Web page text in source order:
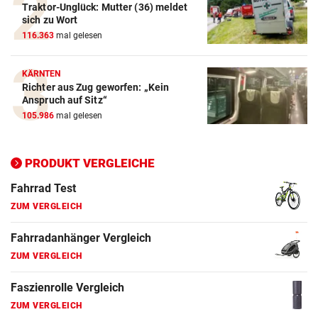
Traktor-Unglück: Mutter (36) meldet
sich zu Wort
116.363 mal gelesen
KÄRNTEN
Richter aus Zug geworfen: „Kein
Anspruch auf Sitz“
105.986 mal gelesen
PRODUKT VERGLEICHE
ZUM VERGLEICH
E-Bike Vergleich
ZUM VERGLEICH
Elektro-Scooter Vergleich
ZUM VERGLEICH
ZUM VERGLEICH
Fahrrad Test
ZUM VERGLEICH
Fahrradanhänger Vergleich
ZUM VERGLEICH
Faszienrolle Vergleich
ZUM VERGLEICH